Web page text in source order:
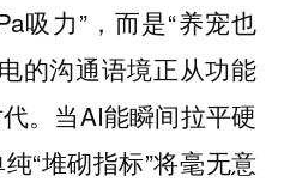
吸力”，而是“养宠也
的沟通语境正从功能
。当AI能瞬间拉平硬
“堆砌指标”将毫无意